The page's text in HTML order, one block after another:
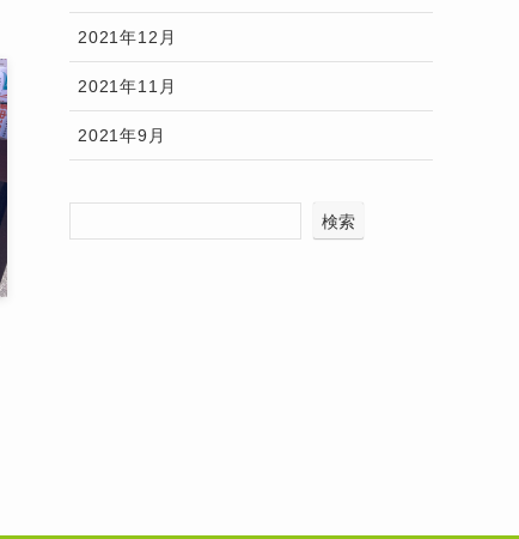
2021年12月
2021年11月
2021年9月
検索